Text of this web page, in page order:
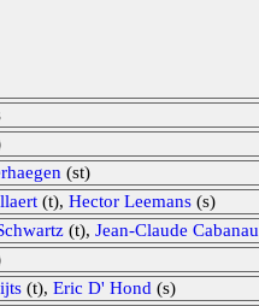
(st)
(t), Hector Leemans (s)
(t), Jean-Claude Cabanau
(t), Eric D' Hond (s)